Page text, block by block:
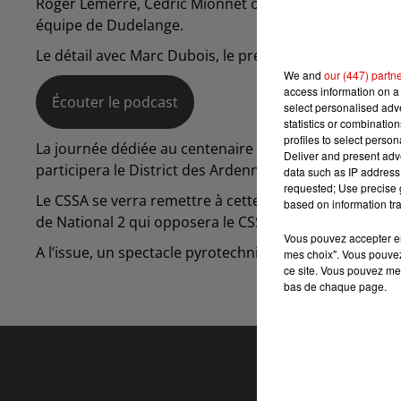
équipe de Dudelange.
Le détail avec Marc Dubois, le président du CSSA,
Écouter le podcast
La journée dédiée au centenaire débutera à 13h
participera le District des Ardennes.
Le CSSA se verra remettre à cette occasion le label
de National 2 qui opposera le CSSA à Sainte-
A l’issue, un spectacle pyrotechnique viendra
We and our (447)
access information on
select personalised
statistics or
profiles to select
Deliver and present
data such as IP
requested; Use precise
based on information
Vous pouvez accepter
mes choix". Vous
ce site. Vous pouvez
bas de chaque page.